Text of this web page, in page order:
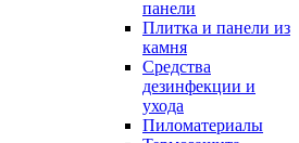
панели
Плитка и панели из
камня
Средства
дезинфекции и
ухода
Пиломатериалы